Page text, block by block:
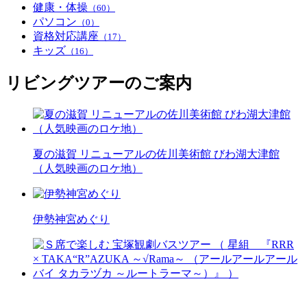
健康・体操 （60）
パソコン （0）
資格対応講座 （17）
キッズ （16）
リビングツアーのご案内
夏の滋賀 リニューアルの佐川美術館 びわ湖大津館
（人気映画のロケ地）
伊勢神宮めぐり